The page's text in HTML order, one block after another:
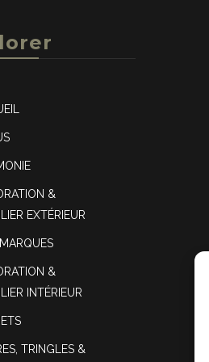
&
EXTÉRIEUR
&
INTÉRIEUR
TRINGLES &